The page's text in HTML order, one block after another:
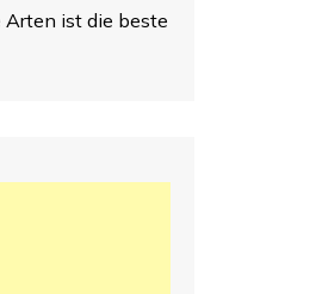
Arten ist die beste